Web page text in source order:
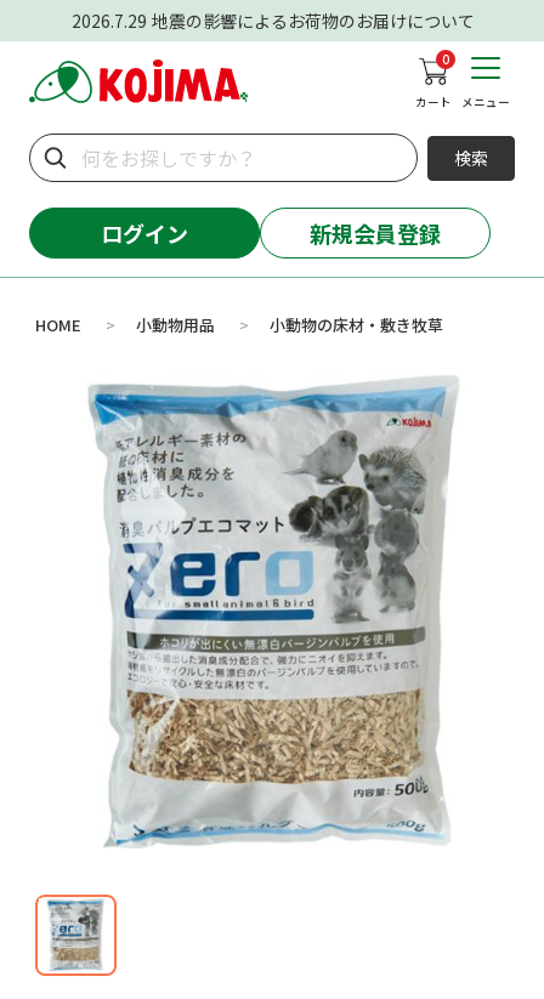
2026.7.29 地震の影響によるお荷物のお届けについて
0
カート メニュー
検索
ログイン 新規会員登録
HOME > 小動物用品 > 小動物の床材・敷き牧草